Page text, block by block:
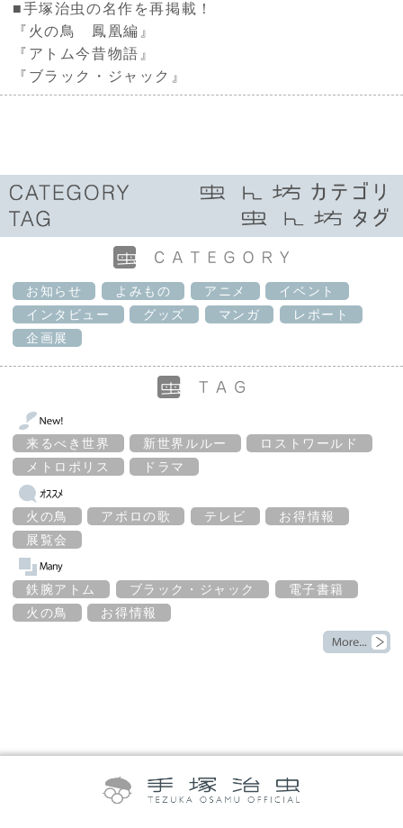
■手塚治虫の名作を再掲載！
『火の鳥 鳳凰編』
『アトム今昔物語』
『ブラック・ジャック』
お知らせ よみもの アニメ
イベント
インタビュー
グッズ マンガ
レポート
企画展
来るべき世界 新世界ルルー
ロストワールド
メトロポリス
ドラマ
火の鳥 アポロの歌 テレビ
お得情報
展覧会
鉄腕アトム ブラック・ジャック
電子書籍
火の鳥
お得情報